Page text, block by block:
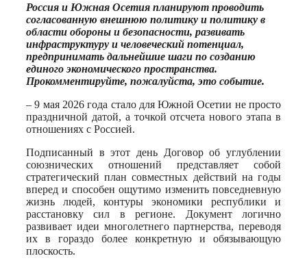
Россия и Южная Осетия планируют проводить
согласованную внешнюю политику и политику в
области обороны и безопасности, развивать
инфраструктуру и человеческий потенциал,
предпринимать дальнейшие шаги по созданию
единого экономического пространства.
Прокомментируйте, пожалуйста, это событие.
– 9 мая 2026 года стало для Южной Осетии не просто
праздничной датой, а точкой отсчета нового этапа в
отношениях с Россией.
Подписанный в этот день Договор об углублении
союзнических отношений представляет собой
стратегический план совместных действий на годы
вперед и способен ощутимо изменить повседневную
жизнь людей, контуры экономики республики и
расстановку сил в регионе. Документ логично
развивает идеи многолетнего партнерства, переводя
их в гораздо более конкретную и обязывающую
плоскость.